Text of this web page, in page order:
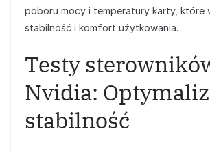
poboru mocy i temperatury karty, które
stabilność i komfort użytkowania.
Testy
Nvidia:
stabilność